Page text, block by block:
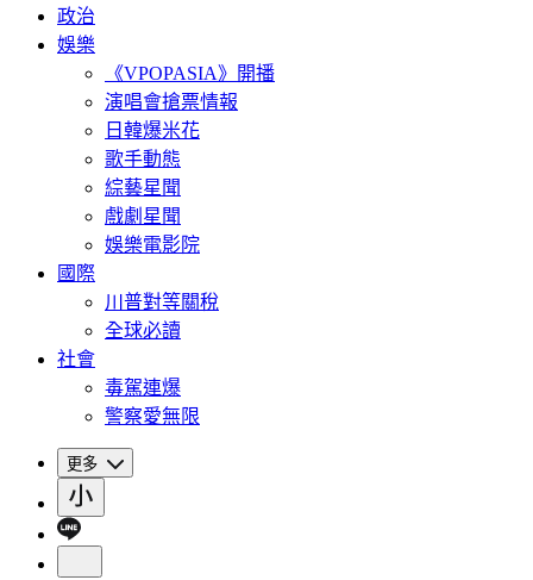
政治
娛樂
《VPOPASIA》開播
演唱會搶票情報
日韓爆米花
歌手動態
綜藝星聞
戲劇星聞
娛樂電影院
國際
川普對等關稅
全球必讀
社會
毒駕連爆
警察愛無限
更多